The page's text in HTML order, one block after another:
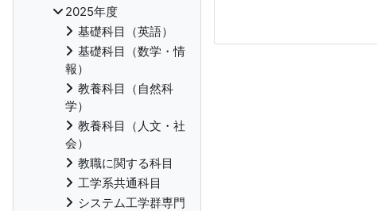
2025年度
基礎科目（英語）
基礎科目（数学・情
報）
教養科目（自然科
学）
教養科目（人文・社
会）
教職に関する科目
工学系共通科目
システム工学群専門